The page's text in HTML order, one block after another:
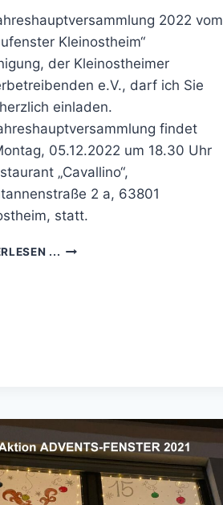
2022 vom
Kleinostheim“
der Kleinostheimer
e.V., darf ich Sie
einladen.
findet
05.12.2022 um 18.30 Uhr
„Cavallino“,
2 a, 63801
statt.
... EINLADUNG